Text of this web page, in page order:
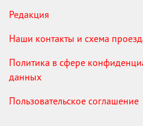
Редакция
Наши контакты и схема
Политика в сфере
данных
Пользовательское соглашение